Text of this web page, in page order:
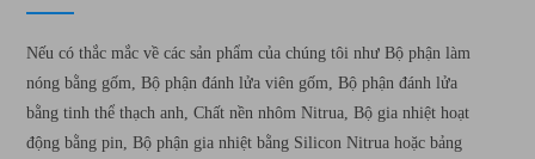
Nếu có thắc mắc về các sản phẩm của chúng tôi như Bộ phận làm
nóng bằng gốm, Bộ phận đánh lửa viên gốm, Bộ phận đánh lửa
bằng tinh thể thạch anh, Chất nền nhôm Nitrua, Bộ gia nhiệt hoạt
động bằng pin, Bộ phận gia nhiệt bằng Silicon Nitrua hoặc bảng